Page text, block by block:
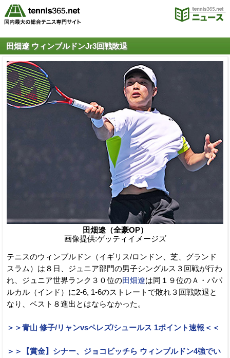
田畑遼 ウィンブルドンJr3回戦敗退
田畑遼（全豪OP）
画像提供:ゲッティイメージズ
テニスのウィンブルドン（イギリス/ロンドン、芝、グランド
スラム）は８日、ジュニア部門の男子シングルス３回戦が行わ
れ、ジュニア世界ランク３０位の田畑遼は同１９位のＡ・パパ
ルカル（インド）に2-6, 1-6のストレートで敗れ３回戦敗退と
なり、ベスト８進出とはならなかった。
＞＞青山 修子/リャンvsペレズ/シュールス 1ポイント速報＜＜
＞＞【賞金】シナー、ジョコビッチら ウィンブルドン4強でい